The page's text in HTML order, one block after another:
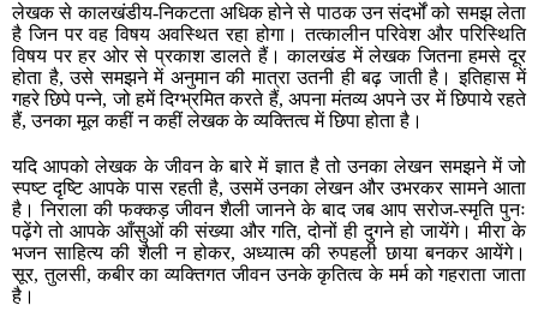
लेखक से कालखंडीय-निकटता अधिक होने से पाठक उन संदर्भों को समझ लेता
है जिन पर वह विषय अवस्थित रहा होगा। तत्कालीन परिवेश और परिस्थिति
विषय पर हर ओर से प्रकाश डालते हैं। कालखंड में लेखक जितना हमसे दूर
होता है, उसे समझने में अनुमान की मात्रा उतनी ही बढ़ जाती है। इतिहास में
गहरे छिपे पन्ने, जो हमें दिग्भ्रमित करते हैं, अपना मंतव्य अपने उर में छिपाये रहते
हैं, उनका मूल कहीं न कहीं लेखक के व्यक्तित्व में छिपा होता है।
यदि आपको लेखक के जीवन के बारे में ज्ञात है तो उनका लेखन समझने में जो
स्पष्ट दृष्टि आपके पास रहती है, उसमें उनका लेखन और उभरकर सामने आता
है। निराला की फक्कड़ जीवन शैली जानने के बाद जब आप सरोज-स्मृति पुनः
पढ़ेंगे तो आपके आँसुओं की संख्या और गति, दोनों ही दुगने हो जायेंगे। मीरा के
भजन साहित्य की शैली न होकर, अध्यात्म की रुपहली छाया बनकर आयेंगे।
सूर, तुलसी, कबीर का व्यक्तिगत जीवन उनके कृतित्व के मर्म को गहराता जाता
है।